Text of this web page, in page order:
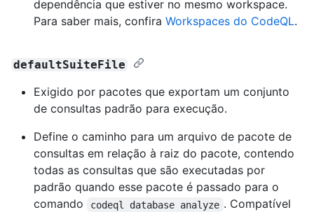
dependência que estiver no mesmo workspace.
Para saber mais, confira Workspaces do CodeQL.
defaultSuiteFile
Exigido por pacotes que exportam um conjunto
de consultas padrão para execução.
Define o caminho para um arquivo de pacote de
consultas em relação à raiz do pacote, contendo
todas as consultas que são executadas por
padrão quando esse pacote é passado para o
comando
codeql database analyze . Compatível